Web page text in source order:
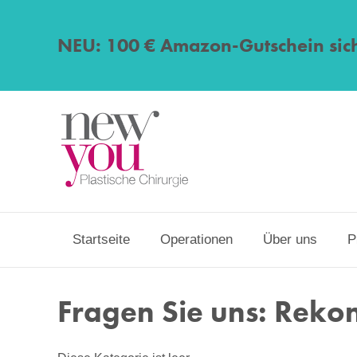
NEU: 100 € Amazon-Gutschein
Startseite Operationen Über uns
Fragen Sie uns: